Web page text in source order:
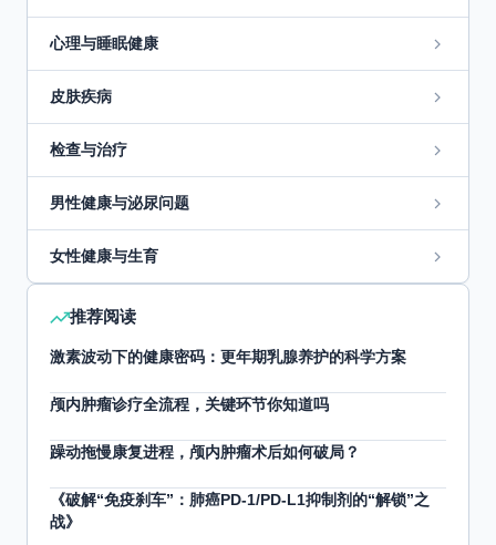
心理与睡眠健康
皮肤疾病
检查与治疗
男性健康与泌尿问题
女性健康与生育
推荐阅读
激素波动下的健康密码：更年期乳腺养护的科学方案
颅内肿瘤诊疗全流程，关键环节你知道吗
躁动拖慢康复进程，颅内肿瘤术后如何破局？
《破解“免疫刹车”：肺癌PD-1/PD-L1抑制剂的“解锁”之
战》